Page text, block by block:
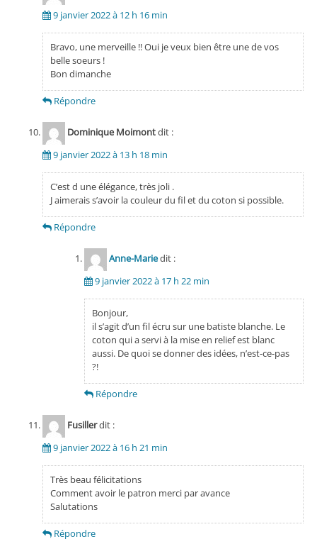
9 janvier 2022 à 12 h 16 min
Bravo, une merveille !! Oui je veux bien être une de vos
belle soeurs !
Bon dimanche
Répondre
Dominique Moimontdit :
9 janvier 2022 à 13 h 18 min
C’est d une élégance, très joli .
J aimerais s’avoir la couleur du fil et du coton si possible.
Répondre
Anne-Mariedit :
9 janvier 2022 à 17 h 22 min
Bonjour,
il s’agit d’un fil écru sur une batiste blanche. Le
coton qui a servi à la mise en relief est blanc
aussi. De quoi se donner des idées, n’est-ce-pas
?!
Répondre
Fusillerdit :
9 janvier 2022 à 16 h 21 min
Très beau félicitations
Comment avoir le patron merci par avance
Salutations
Répondre